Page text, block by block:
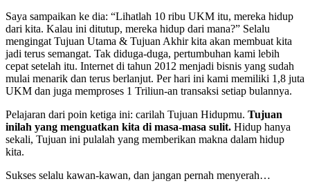
Saya sampaikan ke dia: “Lihatlah 10 ribu UKM itu, mereka hidup
dari kita. Kalau ini ditutup, mereka hidup dari mana?” Selalu
mengingat Tujuan Utama & Tujuan Akhir kita akan membuat kita
jadi terus semangat. Tak diduga-duga, pertumbuhan kami lebih
cepat setelah itu. Internet di tahun 2012 menjadi bisnis yang sudah
mulai menarik dan terus berlanjut. Per hari ini kami memiliki 1,8 juta
UKM dan juga memproses 1 Triliun-an transaksi setiap bulannya.
Pelajaran dari poin ketiga ini: carilah Tujuan Hidupmu. Tujuan
inilah yang menguatkan kita di masa-masa sulit. Hidup hanya
sekali, Tujuan ini pulalah yang memberikan makna dalam hidup
kita.
Sukses selalu kawan-kawan, dan jangan pernah menyerah…